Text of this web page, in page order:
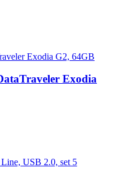
Exodia